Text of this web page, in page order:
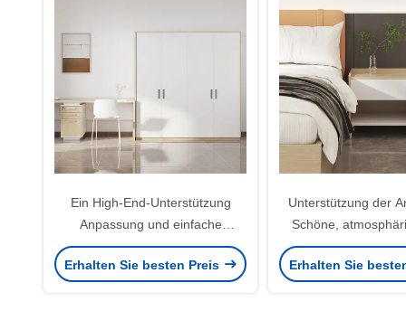
Ein High-End-Unterstützung
Anpassung und einfache
Wohnung Garderobe mit großem
Speicherplatz
Erhalten Sie besten Preis
Unterstützung der
Schöne,
hochstabile
Nachttisch
Erhalten Sie